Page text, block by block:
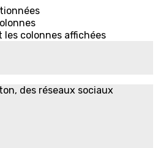
colonnes affichées
des réseaux sociaux